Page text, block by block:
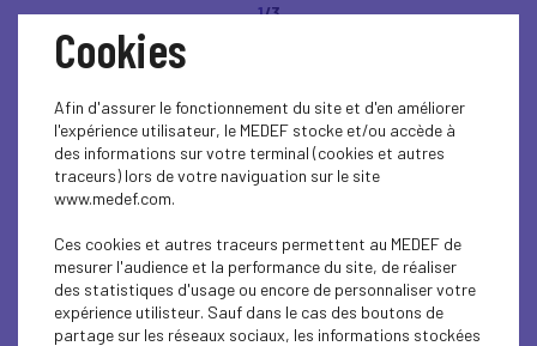
1/3
RETOUR EN IMAGES -
Semaine des Métiers du
Tourisme : Visite du
Chantier Naval IMM
Yachting
Cookies
Afin d'assurer le fonctionnement du site et d'en améliorer
l'expérience utilisateur, le MEDEF stocke et/ou accède à
des informations sur votre terminal (cookies et autres
traceurs) lors de votre naviguation sur le site
www.medef.com.
Ces cookies et autres traceurs permettent au MEDEF de
mesurer l'audience et la performance du site, de réaliser
des statistiques d'usage ou encore de personnaliser votre
expérience utilisteur. Sauf dans le cas des boutons de
partage sur les réseaux sociaux, les informations stockées